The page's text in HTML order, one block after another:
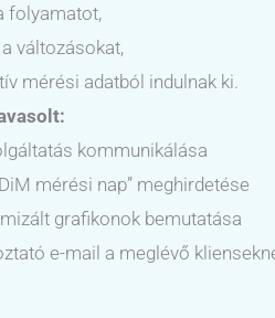
folyamatot,
a változásokat,
mérési adatból indulnak ki.
kommunikálása
mérési nap” meghirdetése
grafikonok bemutatása
e-mail a meglévő